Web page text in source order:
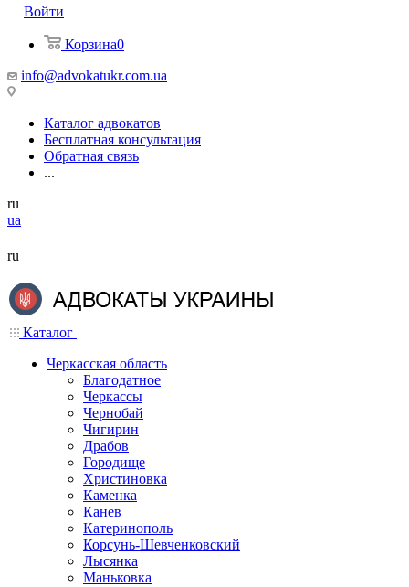
Войти
Корзина0
info@advokatukr.com.ua
Каталог адвокатов
Бесплатная консультация
Обратная связь
...
ru
ua
ru
Каталог
Черкасская область
Благодатное
Черкассы
Чернобай
Чигирин
Драбов
Городище
Христиновка
Каменка
Канев
Катеринополь
Корсунь-Шевченковский
Лысянка
Маньковка